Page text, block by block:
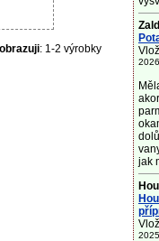
: 1-2 výrobky
jak